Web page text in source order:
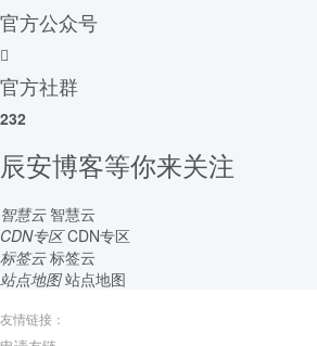
官方公众号
官方社群
232
辰安博客等你来关注
智慧云 智慧云
CDN专区 CDN专区
标签云 标签云
站点地图 站点地图
友情链接：